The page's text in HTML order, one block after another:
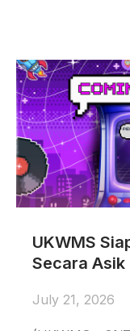
UKWMS
Secara Asik
July 21, 2026